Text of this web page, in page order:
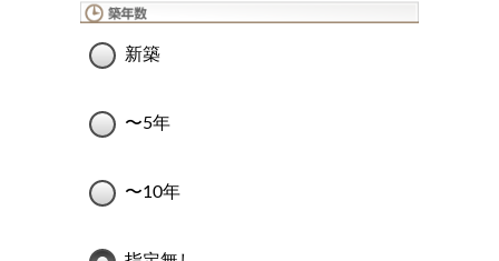
新築
〜5年
〜10年